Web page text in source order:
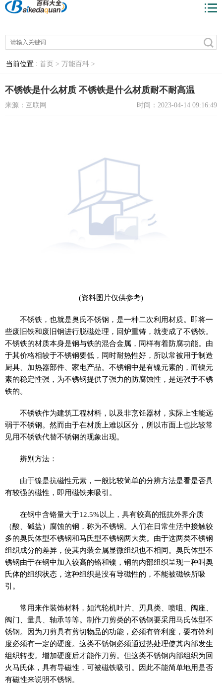
当前位置 : 首页 > 万能百科 >
不锈铁是什么材质 不锈铁是什么材质耐不耐高温
来源：互联网 时间：2023-04-14 09:16:49
(资料图片仅供参考)
不锈铁，也就是奥氏不锈钢，是一种二次利用材质。即将一
些废旧铁和废旧钢进行脱磁处理，回炉重铸，就变成了不锈铁。
不锈铁的材质本身是钢与铁的混合金属，同样有着防腐功能。由
于其价格相较于不锈钢要低，同时耐热性好，所以常被用于制造
厨具、加热器部件、家电产品。不锈钢中是有镍元素的，而镍元
素的稳定性强，为不锈钢提供了强力的防腐蚀性，是远强于不锈
铁的。
不锈铁作为建筑工程材料，以及非烹饪器材，实际上性能远
弱于不锈钢。然而由于在材质上难以区分，所以市面上也比较常
见用不锈铁代替不锈钢的现象出现。
辨别方法：
由于镍是抗磁性元素，一般比较简单的分辨方法是看是否具
有较强的磁性，即用磁铁来吸引。
在钢中含铬量大于12.5%以上，具有较高的抵抗外界介质
（酸、碱盐）腐蚀的钢，称为不锈钢。人们在日常生活中接触较
多的奥氏体型不锈钢和马氏型不锈钢两大类。由于这两类不锈钢
组织成分的差异，使其内装金属显微组织也不相同。奥氏体型不
锈钢由于在钢中加入较高的铬和镍，钢的内部组织呈现一种叫奥
氏体的组织状态，这种组织是没有导磁性的，不能被磁铁所吸
引。
常用来作装饰材料，如汽轮机叶片、刃具类、喷咀、阀座、
阀门、量具、轴承等等。制作刀剪类的不锈钢要采用马氏体型不
锈钢。因为刀剪具有剪切物品的功能，必须有锋利度，要有锋利
度必须有一定的硬度。这类不锈钢必须通过热处理使其内部发生
组织转变。增加硬度后才能作刀剪。但这类不锈钢内部组织为回
火马氏体，具有导磁性，可被磁铁吸引。因此不能简单地用是否
有磁性来说明不锈钢。